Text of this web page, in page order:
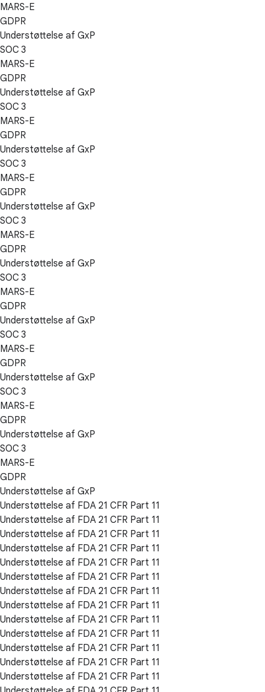
MARS-E
GDPR
Understøttelse af GxP
SOC 3
MARS-E
GDPR
Understøttelse af GxP
SOC 3
MARS-E
GDPR
Understøttelse af GxP
SOC 3
MARS-E
GDPR
Understøttelse af GxP
SOC 3
MARS-E
GDPR
Understøttelse af GxP
SOC 3
MARS-E
GDPR
Understøttelse af GxP
SOC 3
MARS-E
GDPR
Understøttelse af GxP
SOC 3
MARS-E
GDPR
Understøttelse af GxP
SOC 3
MARS-E
GDPR
Understøttelse af GxP
Understøttelse af FDA 21 CFR Part 11
Understøttelse af FDA 21 CFR Part 11
Understøttelse af FDA 21 CFR Part 11
Understøttelse af FDA 21 CFR Part 11
Understøttelse af FDA 21 CFR Part 11
Understøttelse af FDA 21 CFR Part 11
Understøttelse af FDA 21 CFR Part 11
Understøttelse af FDA 21 CFR Part 11
Understøttelse af FDA 21 CFR Part 11
Understøttelse af FDA 21 CFR Part 11
Understøttelse af FDA 21 CFR Part 11
Understøttelse af FDA 21 CFR Part 11
Understøttelse af FDA 21 CFR Part 11